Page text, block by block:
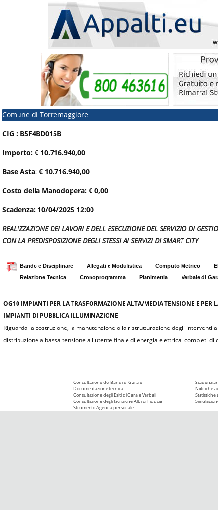
Comune di Torremaggiore
CIG : B5F4BD015B
Importo: € 10.716.940,00
Base Asta: € 10.716.940,00
Costo della Manodopera: € 0,00
Scadenza: 10/04/2025 12:00
REALIZZAZIONE DEI LAVORI E DELL ESECUZIONE DEL SERVIZIO DI
CON LA PREDISPOSIZIONE DEGLI STESSI AI SERVIZI DI SMART CITY
Bando e Disciplinare Allegati e Modulistica Computo Metrico
Relazione Tecnica
Cronoprogramma Planimetria Verbale di
OG10 IMPIANTI PER LA TRASFORMAZIONE ALTA/MEDIA TENSIONE E PER
IMPIANTI DI PUBBLICA ILLUMINAZIONE
Riguarda la costruzione, la manutenzione o la ristrutturazione degli
distribuzione a bassa tensione all utente finale di energia elettrica, completi
Consultazione dei Bandi di Gara e
Documentazione tecnica
Consultazione degli Esiti di Gara e Verbali
Consultazione degli Iscrizione Albi di Fiducia
Strumento Agenda personale
Notifiche
Statistiche